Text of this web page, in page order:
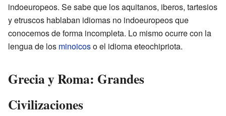
indoeuropeos. Se sabe que los aquitanos, iberos, tartesios
y etruscos hablaban idiomas no indoeuropeos que
conocemos de forma incompleta. Lo mismo ocurre con la
lengua de los minoicoso el idioma eteochipriota.
Grecia y Roma: Grandes
Civilizaciones